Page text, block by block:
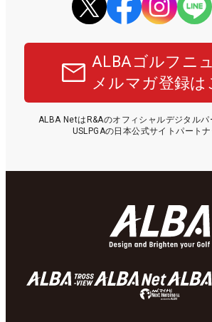
ALBAゴルフニ
メルマガ登録は
ALBA NetはR&Aのオフィシャルデジタル
USLPGAの日本公式サイトパートナ